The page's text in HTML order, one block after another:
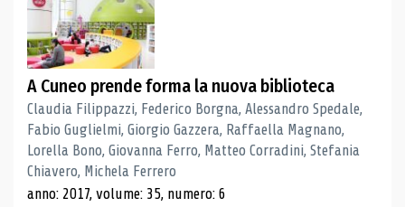
A Cuneo prende forma la nuova biblioteca
Claudia Filippazzi, Federico Borgna, Alessandro Spedale,
Fabio Guglielmi, Giorgio Gazzera, Raffaella Magnano,
Lorella Bono, Giovanna Ferro, Matteo Corradini, Stefania
Chiavero, Michela Ferrero
anno: 2017, volume: 35, numero: 6